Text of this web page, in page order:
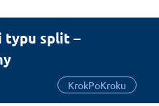
typu split –
KrokPoKroku